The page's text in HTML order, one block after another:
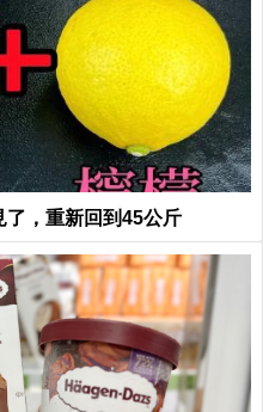
了，重新回到45公斤